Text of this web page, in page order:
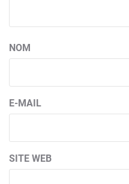
NOM
E-MAIL
SITE WEB